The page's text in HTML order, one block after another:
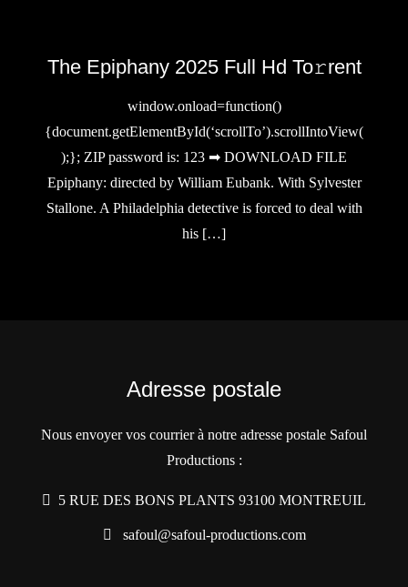
The Epiphany 2025 Full Hd To𝚛rent
window.onload=function()
{document.getElementById(‘scrollTo’).scrollIntoView(
);}; ZIP password is: 123 ➡ DOWNLOAD FILE
Epiphany: directed by William Eubank. With Sylvester
Stallone. A Philadelphia detective is forced to deal with
his […]
Adresse postale
Nous envoyer vos courrier à notre adresse postale Safoul
Productions :
5 RUE DES BONS PLANTS 93100 MONTREUIL
safoul@safoul-productions.com